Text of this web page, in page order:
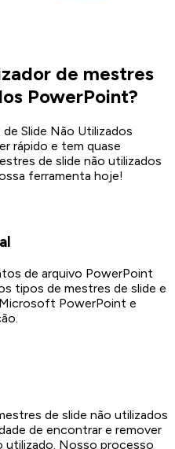
de mestres
PowerPoint?
Slide Não Utilizados
rápido e tem quase
de slide não utilizados
ferramenta hoje!
de arquivo PowerPoint
tipos de mestres de slide e
PowerPoint e
de slide não utilizados
de encontrar e remover
utilizado. Nosso processo